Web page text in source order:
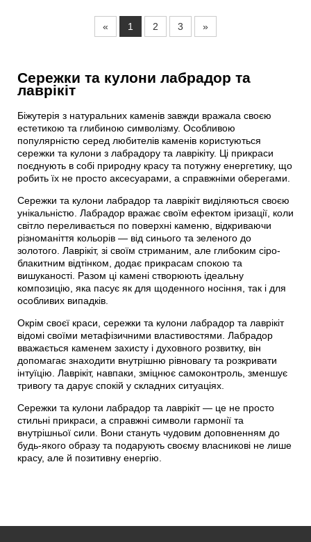
« 1 2 3 »
Сережки та кулони лабрадор та
лаврікіт
Біжутерія з натуральних каменів завжди вражала своєю
естетикою та глибиною символізму. Особливою
популярністю серед любителів каменів користуються
сережки та кулони з лабрадору та лаврікіту. Ці прикраси
поєднують в собі природну красу та потужну енергетику, що
робить їх не просто аксесуарами, а справжніми оберегами.
Сережки та кулони лабрадор та лаврікіт виділяються своєю
унікальністю. Лабрадор вражає своїм ефектом іризації, коли
світло переливається по поверхні каменю, відкриваючи
різноманіття кольорів — від синього та зеленого до
золотого. Лаврікіт, зі своїм стриманим, але глибоким сіро-
блакитним відтінком, додає прикрасам спокою та
вишуканості. Разом ці камені створюють ідеальну
композицію, яка пасує як для щоденного носіння, так і для
особливих випадків.
Окрім своєї краси, сережки та кулони лабрадор та лаврікіт
відомі своїми метафізичними властивостями. Лабрадор
вважається каменем захисту і духовного розвитку, він
допомагає знаходити внутрішню рівновагу та розкривати
інтуїцію. Лаврікіт, навпаки, зміцнює самоконтроль, зменшує
тривогу та дарує спокій у складних ситуаціях.
Сережки та кулони лабрадор та лаврікіт — це не просто
стильні прикраси, а справжні символи гармонії та
внутрішньої сили. Вони стануть чудовим доповненням до
будь-якого образу та подарують своєму власникові не лише
красу, але й позитивну енергію.